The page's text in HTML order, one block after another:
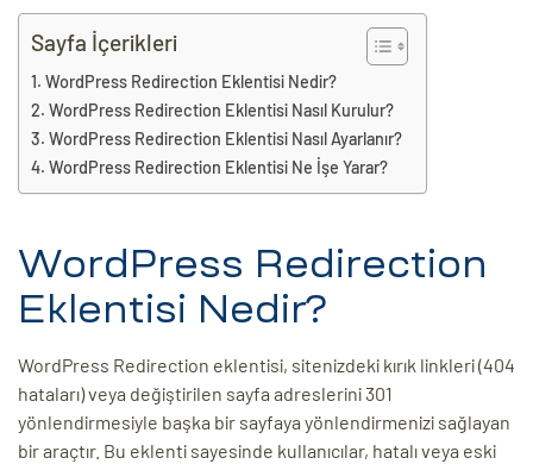
Sayfa İçerikleri
WordPress Redirection Eklentisi Nedir?
WordPress Redirection Eklentisi Nasıl Kurulur?
WordPress Redirection Eklentisi Nasıl Ayarlanır?
WordPress Redirection Eklentisi Ne İşe Yarar?
WordPress Redirection
Eklentisi Nedir?
WordPress Redirection eklentisi, sitenizdeki kırık linkleri (404
hataları) veya değiştirilen sayfa adreslerini 301
yönlendirmesiyle başka bir sayfaya yönlendirmenizi sağlayan
bir araçtır. Bu eklenti sayesinde kullanıcılar, hatalı veya eski